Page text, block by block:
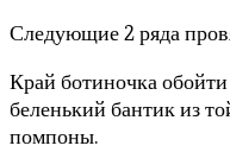
Следующие 2 ряда
Край ботиночка обойти
беленький бантик из
помпоны.